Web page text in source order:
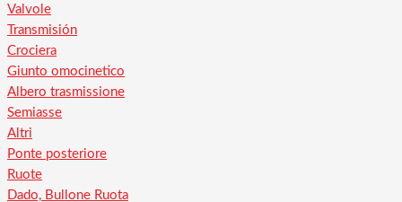
Valvole
Transmisión
Crociera
Giunto omocinetico
Albero trasmissione
Semiasse
Altri
Ponte posteriore
Ruote
Dado, Bullone Ruota